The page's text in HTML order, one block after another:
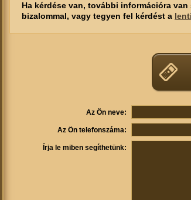
Ha kérdése van, további információra
bizalommal, vagy tegyen fel kérdést a
Az Ön neve:
Az Ön telefonszáma:
Írja le miben segíthetünk: